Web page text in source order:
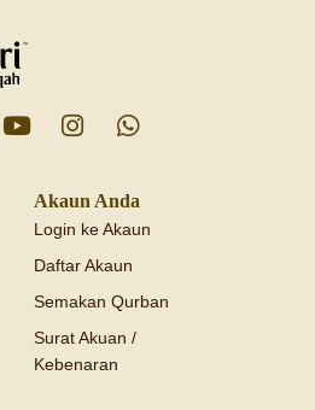
Akaun Anda
Login ke Akaun
Daftar Akaun
Semakan Qurban
Surat Akuan /
Kebenaran